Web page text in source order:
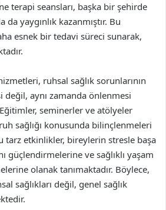
terapi seansları, başka bir şehirde
da yaygınlık kazanmıştır. Bu
esnek bir tedavi süreci sunarak,
ruhsal sağlık sorunlarının
değil, aynı zamanda önlenmesi
seminerler ve atölyeler
sağlığı konusunda bilinçlenmeleri
tarz etkinlikler, bireylerin stresle başa
güçlendirmelerine ve sağlıklı yaşam
olanak tanımaktadır. Böylece,
sağlıkları değil, genel sağlık